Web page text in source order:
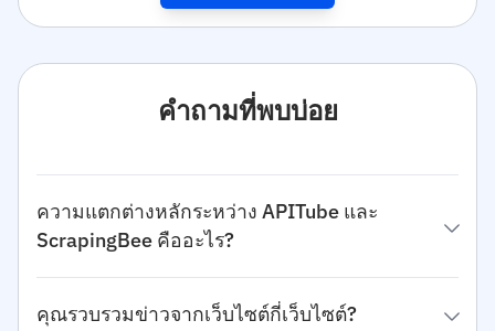
คำถามที่พบบ่อย
ความแตกต่างหลักระหว่าง APITube และ
ScrapingBee คืออะไร?
คุณรวบรวมข่าวจากเว็บไซต์กี่เว็บไซต์?